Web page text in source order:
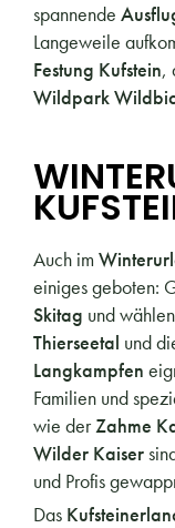
spannende
Langeweile
Festung Kufstein,
Wildpark
Auch im
einiges geboten:
Skitag und
Thierseetal und
Langkampfen
Familien und
wie derZahme
Wilder Kaiser
und Profis
Das